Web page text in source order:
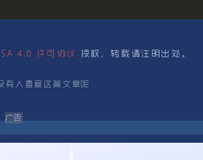
SA 4.0 许可协议 授权，转载请注明出处。
有人喜爱这篇文章呢